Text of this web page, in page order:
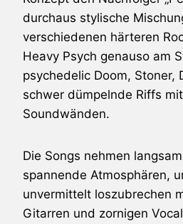
durchaus stylische
verschiedenen härteren
Heavy Psych genauso am
psychedelic Doom, Stoner,
schwer dümpelnde Riffs
Soundwänden.
Die Songs nehmen
spannende Atmosphären,
unvermittelt loszubrechen
Gitarren und zornigen